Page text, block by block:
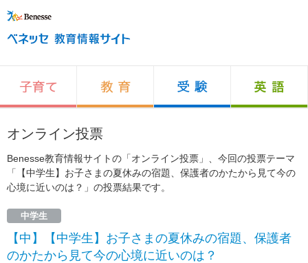
オンライン投票
Benesse教育情報サイトの「オンライン投票」、今回の投票テーマ
「【中学生】お子さまの夏休みの宿題、保護者のかたから見て今の
心境に近いのは？」の投票結果です。
中学生
【中】【中学生】お子さまの夏休みの宿題、保護者
のかたから見て今の心境に近いのは？